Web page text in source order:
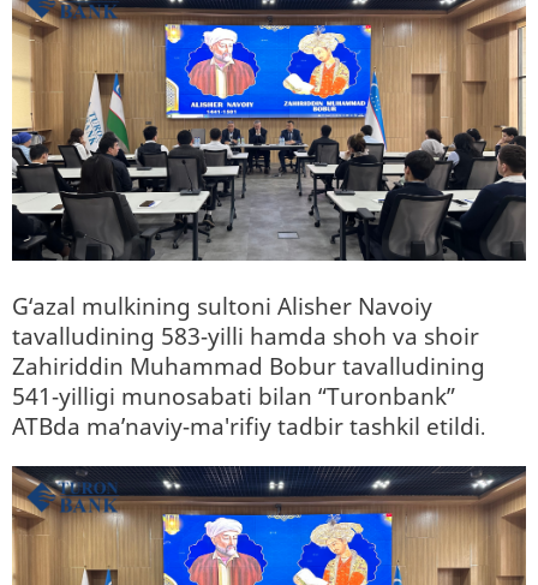
G‘azal mulkining sultoni Alisher Navoiy
tavalludining 583-yilli hamda shoh va shoir
Zahiriddin Muhammad Bobur tavalludining
541-yilligi munosabati bilan “Turonbank”
ATBda ma’naviy-ma'rifiy tadbir tashkil etildi.